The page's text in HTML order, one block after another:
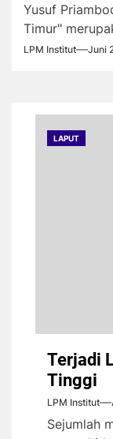
Yusuf
Timur"
LPM Institut Juni
LAPUT
Terjadi
Tinggi
LPM Institut
Sejumlah